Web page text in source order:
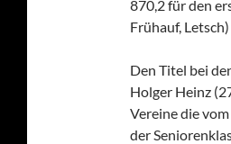
870,2 für den
Frühauf,
Den Titel bei
Holger Heinz
Vereine die
der